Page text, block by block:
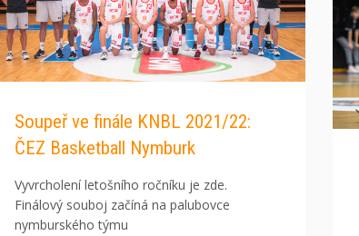
Soupeř ve finále KNBL 2021/22:
ČEZ Basketball Nymburk
Vyvrcholení letošního ročníku je zde.
Finálový souboj začíná na palubovce
nymburského týmu